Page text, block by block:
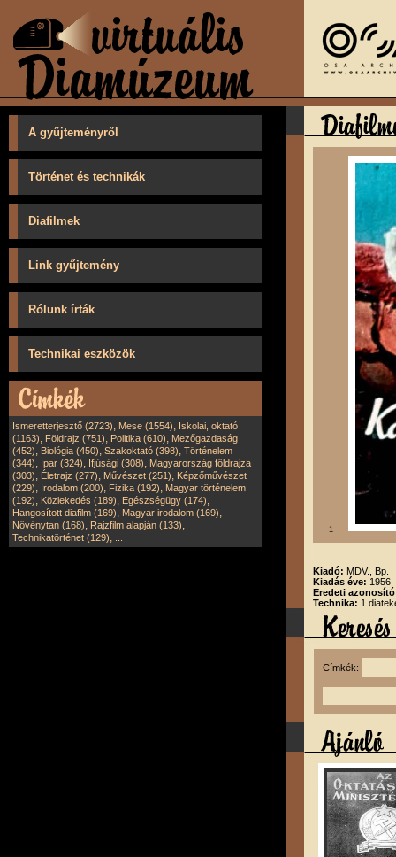
A gyűjteményről
Történet és technikák
Diafilmek
Link gyűjtemény
Rólunk írták
Technikai eszközök
Ismeretterjesztő (2723), Mese (1554), Iskolai, oktató
(1163), Földrajz (751), Politika (610), Mezőgazdaság
(452), Biológia (450), Szakoktató (398), Történelem
(344), Ipar (324), Ifjúsági (308), Magyarország földrajza
(303), Életrajz (277), Művészet (251), Képzőművészet
(229), Irodalom (200), Fizika (192), Magyar történelem
(192), Közlekedés (189), Egészségügy (174),
Hangosított diafilm (169), Magyar irodalom (169),
Növénytan (168), Rajzfilm alapján (133),
Technikatörténet (129),
1
Kiadó: MDV., Bp.
Kiadás éve: 1956
Eredeti
Technika: 1
Címkék: